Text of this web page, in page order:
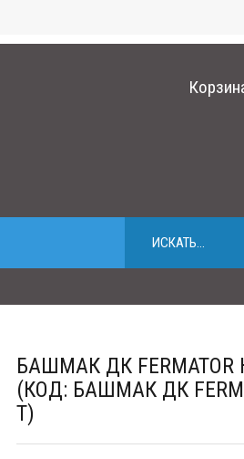
БАШМАК ДК FERMATOR
(КОД: БАШМАК ДК
Т)